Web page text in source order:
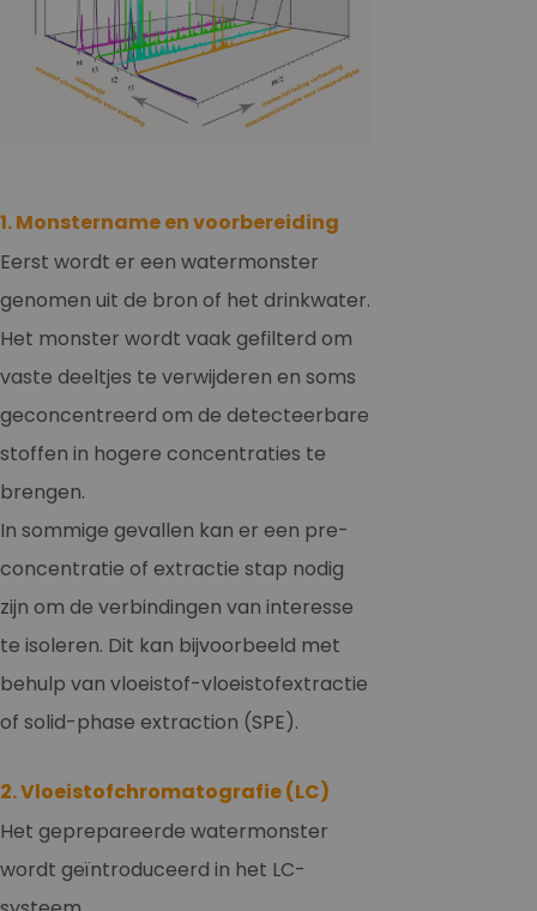
1. Monstername en voorbereiding
Eerst wordt er een watermonster
genomen uit de bron of het drinkwater.
Het monster wordt vaak gefilterd om
vaste deeltjes te verwijderen en soms
geconcentreerd om de detecteerbare
stoffen in hogere concentraties te
brengen.
In sommige gevallen kan er een pre-
concentratie of extractie stap nodig
zijn om de verbindingen van interesse
te isoleren. Dit kan bijvoorbeeld met
behulp van vloeistof-vloeistofextractie
of solid-phase extraction (SPE).
2. Vloeistofchromatografie (LC)
Het geprepareerde watermonster
wordt geïntroduceerd in het LC-